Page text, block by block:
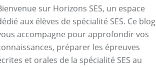
sur Horizons SES, un espace
aux élèves de spécialité SES. Ce blog
accompagne pour approfondir vos
préparer les épreuves
et orales de la spécialité SES au